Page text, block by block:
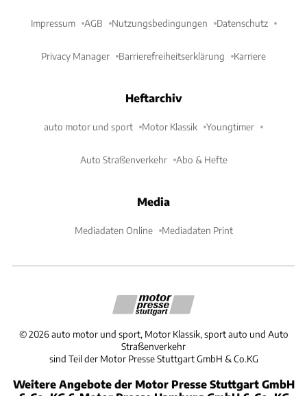
Impressum AGB Nutzungsbedingungen Datenschutz
Privacy Manager Barrierefreiheitserklärung Karriere
Heftarchiv
auto motor und sport Motor Klassik Youngtimer
Auto Straßenverkehr Abo & Hefte
Media
Mediadaten Online Mediadaten Print
©2026 auto motor und sport, Motor Klassik, sport auto und Auto
Straßenverkehr
sind Teil der Motor Presse Stuttgart GmbH & Co.KG
Weitere Angebote der Motor Presse Stuttgart GmbH